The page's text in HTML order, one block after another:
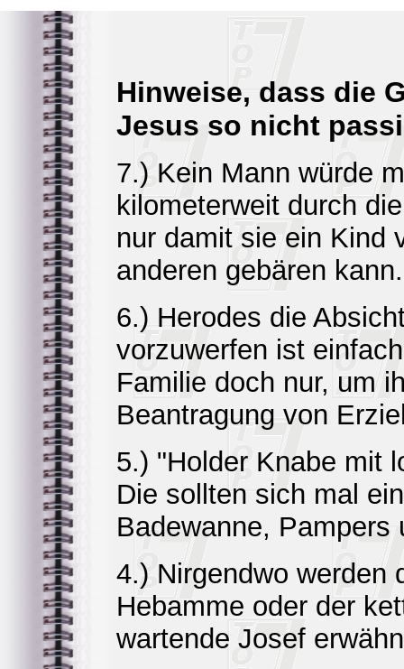
Hinweise, dass die
Jesus so nicht
7.) Kein Mann würde
kilometerweit durch
nur damit sie ein Kind
anderen gebären kann.
6.) Herodes die
vorzuwerfen ist
Familie doch nur, um
Beantragung von
5.) "Holder Knabe mit
Die sollten sich mal
Badewanne,
4.) Nirgendwo werden
Hebamme oder der
wartende Josef